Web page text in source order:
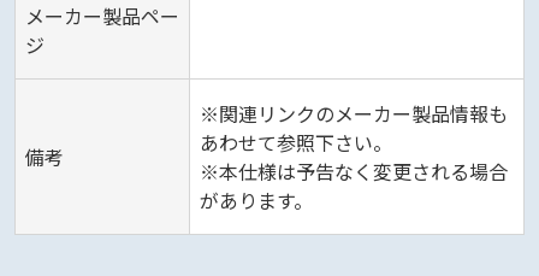
メーカー製品ペー
ジ
備考
※関連リンクのメーカー製品情報も
あわせて参照下さい。
※本仕様は予告なく変更される場合
があります。